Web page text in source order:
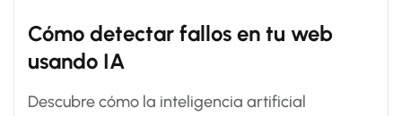
Cómo detectar fallos en tu web
usando IA
Descubre cómo la inteligencia artificial